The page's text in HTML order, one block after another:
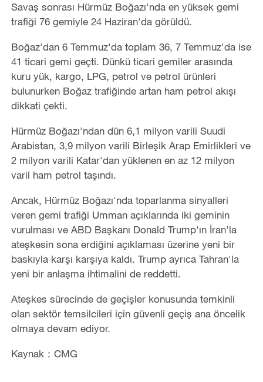
Savaş sonrası Hürmüz Boğazı'nda en yüksek gemi
trafiği 76 gemiyle 24 Haziran'da görüldü.
Boğaz'dan 6 Temmuz'da toplam 36, 7 Temmuz'da ise
41 ticari gemi geçti. Dünkü ticari gemiler arasında
kuru yük, kargo, LPG, petrol ve petrol ürünleri
bulunurken Boğaz trafiğinde artan ham petrol akışı
dikkati çekti.
Hürmüz Boğazı'ndan dün 6,1 milyon varili Suudi
Arabistan, 3,9 milyon varili Birleşik Arap Emirlikleri ve
2 milyon varili Katar'dan yüklenen en az 12 milyon
varil ham petrol taşındı.
Ancak, Hürmüz Boğazı'nda toparlanma sinyalleri
veren gemi trafiği Umman açıklarında iki geminin
vurulması ve ABD Başkanı Donald Trump'ın İran'la
ateşkesin sona erdiğini açıklaması üzerine yeni bir
baskıyla karşı karşıya kaldı. Trump ayrıca Tahran'la
yeni bir anlaşma ihtimalini de reddetti.
Ateşkes sürecinde de geçişler konusunda temkinli
olan sektör temsilcileri için güvenli geçiş ana öncelik
olmaya devam ediyor.
Kaynak：CMG